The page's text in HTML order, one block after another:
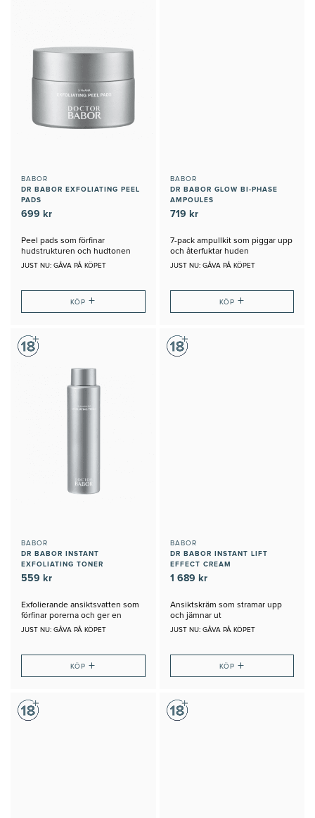
BABOR
DR BABOR EXFOLIATING PEEL
PADS
699 kr
Peel pads som förfinar
hudstrukturen och hudtonen
JUST NU: GÅVA PÅ KÖPET
KÖP+
BABOR
DR BABOR GLOW BI-PHASE
AMPOULES
719 kr
7-pack ampullkit som piggar upp
och återfuktar huden
JUST NU: GÅVA PÅ KÖPET
KÖP +
BABOR
DR BABOR INSTANT
EXFOLIATING TONER
559 kr
Exfolierande ansiktsvatten som
förfinar porerna och ger en
klarare hy
JUST NU: GÅVA PÅ KÖPET
KÖP+
BABOR
DR BABOR INSTANT LIFT
EFFECT CREAM
1 689 kr
Ansiktskräm som stramar upp
och jämnar ut
JUST NU: GÅVA PÅ KÖPET
KÖP +